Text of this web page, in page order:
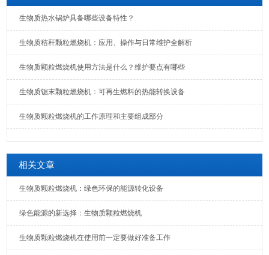
生物质热水锅炉具备哪些设备特性？
生物质秸秆颗粒燃烧机：应用、操作与日常维护全解析
生物质颗粒燃烧机使用方法是什么？维护要点有哪些
生物质锯末颗粒燃烧机：可再生燃料的热能转换设备
生物质颗粒燃烧机的工作原理和主要组成部分
相关文章
生物质颗粒燃烧机：绿色环保的能源转化设备
绿色能源的新选择：生物质颗粒燃烧机
生物质颗粒燃烧机在使用前一定要做好准备工作